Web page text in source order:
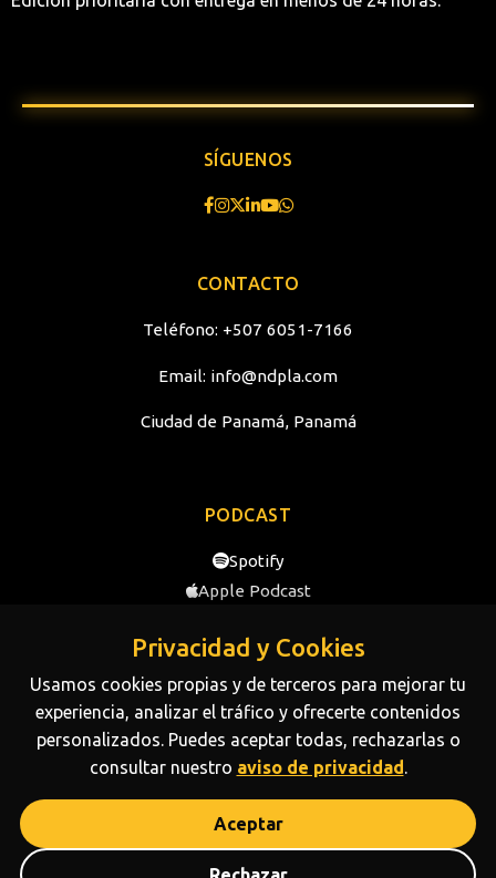
SÍGUENOS
CONTACTO
Teléfono: +507 6051-7166
Email: info@ndpla.com
Ciudad de Panamá, Panamá
PODCAST
Spotify
Apple Podcast
SOBRE NOSOTROS
Conoce más sobre la trayectoria y el equipo de NDP
Media.
Media © All rights reserved 2026
Privacidad y Cookies
Usamos cookies propias y de terceros para mejorar tu
experiencia, analizar el tráfico y ofrecerte contenidos
personalizados. Puedes aceptar todas, rechazarlas o
consultar nuestro aviso de privacidad.
Aceptar